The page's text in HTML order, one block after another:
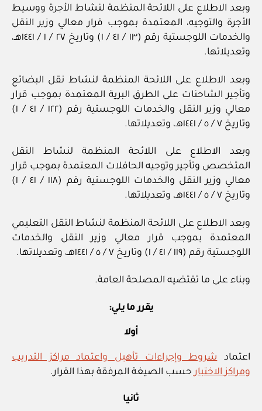
وبعد الاطلاع على اللائحة المنظمة لنشاط الأجرة ووسيط
الأجرة والتوجيه، المعتمدة بموجب قرار معالي وزير النقل
والخدمات اللوجستية رقم (١٣ / ٤١ / ١) وتاريخ ٢٧ / ١ / ١٤٤١هـ،
وتعديلاتها.
وبعد الاطلاع على اللائحة المنظمة لنشاط نقل البضائع
وتأجير الشاحنات على الطرق البرية المعتمدة بموجب قرار
معالي وزير النقل والخدمات اللوجستية رقم (١٢٢ / ٤١ / ١)
وتاريخ ٧ / ٥ / ١٤٤١هـ، وتعديلاتها.
وبعد الاطلاع على اللائحة المنظمة لنشاط النقل
المتخصص وتأجير وتوجيه الحافلات المعتمدة بموجب قرار
معالي وزير النقل والخدمات اللوجستية رقم (١١٨ / ٤١ / ١)
وتاريخ ٧ / ٥ / ١٤٤١هـ، وتعديلاتها.
وبعد الاطلاع على اللائحة المنظمة لنشاط النقل التعليمي
المعتمدة بموجب قرار معالي وزير النقل والخدمات
اللوجستية رقم (١١٩ / ٤١ / ١) وتاريخ ٧ / ٥ / ١٤٤١هـ، وتعديلاتها.
وبناء على ما تقتضيه المصلحة العامة.
يقرر ما يلي:
أولا
اعتماد شروط وإجراءات تأهيل واعتماد مراكز التدريب
ومراكز الاختبار حسب الصيغة المرفقة بهذا القرار.
ثانيا